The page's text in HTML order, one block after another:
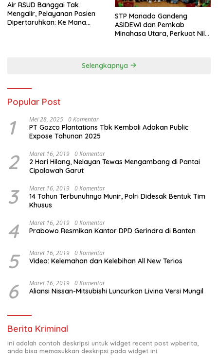
Air RSUD Banggai Tak
Mengalir, Pelayanan Pasien
Dipertaruhkan: Ke Mana
‎STP Manado Gandeng
ASIDEWI dan Pemkab
Minahasa Utara, Perkuat Nilai
Selengkapnya
Popular Post
1 Mei 28, 2025 0 Komentar
PT Gozco Plantations Tbk Kembali Adakan Public
Expose Tahunan 2025
2 Maret 16, 2019 0 Komentar
2 Hari Hilang, Nelayan Tewas Mengambang di Pantai
Cipalawah Garut
3 Maret 16, 2019 0 Komentar
14 Tahun Terbunuhnya Munir, Polri Didesak Bentuk Tim
Khusus
4 Maret 16, 2019 0 Komentar
Prabowo Resmikan Kantor DPD Gerindra di Banten
5 Maret 16, 2019 0 Komentar
Video: Kelemahan dan Kelebihan All New Terios
6 Maret 16, 2019 0 Komentar
Aliansi Nissan-Mitsubishi Luncurkan Livina Versi Mungil
Berita Kriminal
Ini adalah contoh deskripsi untuk widget recent post wpberita,
anda bisa memasukkan deskripsi pada widget ini.